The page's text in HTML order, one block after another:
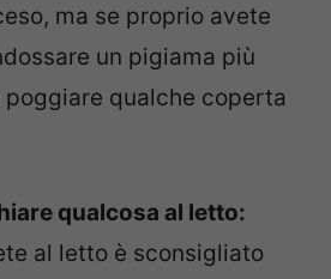
ma se proprio avete
un pigiama più
qualche coperta
qualcosa al letto:
al letto è sconsigliato